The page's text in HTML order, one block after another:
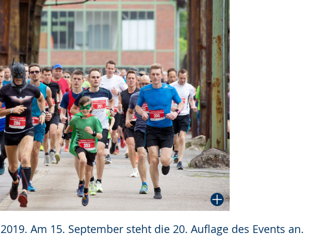
Am 15. September steht die 20. Auflage des Events an.